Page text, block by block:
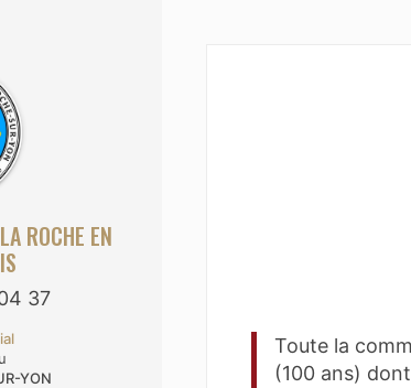
ROCHE EN
37
YON
Toute la
(100 ans)